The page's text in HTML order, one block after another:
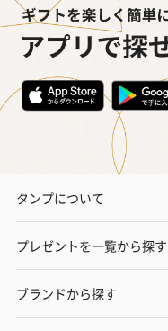
タンプについて
プレゼントを一覧から探す
ブランドから探す